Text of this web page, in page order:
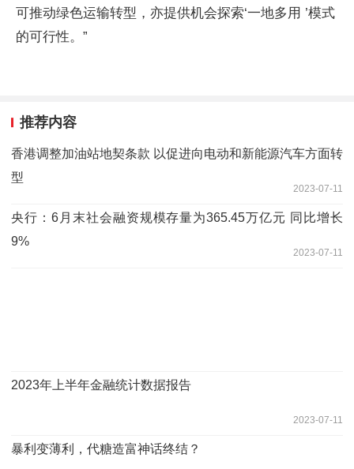
可推动绿色运输转型，亦提供机会探索‘一地多用 ’模式
的可行性。”
推荐内容
香港调整加油站地契条款 以促进向电动和新能源汽车方面转
型
2023-07-11
央行：6月末社会融资规模存量为365.45万亿元 同比增长
9%
2023-07-11
2023年上半年金融统计数据报告
2023-07-11
暴利变薄利，代糖造富神话终结？